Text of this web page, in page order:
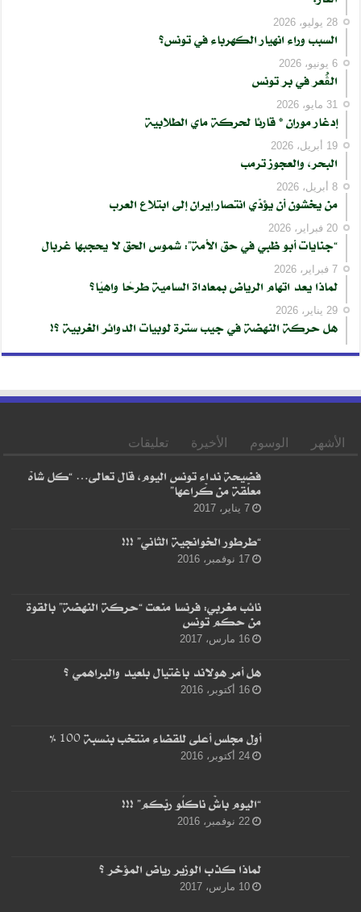
28 يوليو، 2026
السبب وراء انهيار الكهرباء في تونس؟
6 يونيو، 2026
الڨُعر في بر تونس
31 مايو، 2026
إدغار موران * قارئا لحركة ماي الطلابية
19 أبريل، 2026
البحر، والعجوز ترمب
8 أبريل، 2026
من يخشون أن يؤدّي انتصار إيران إلى ابتلاع العرب
20 فبراير، 2026
“جنايات أبو ظبي في حق الأمة”: شموس الحق لا يحجبها غربال
7 فبراير، 2026
لماذا يعد اتهام الرياض بمعاداة السامية طرحًا واهيًا؟
29 يناير، 2026
هل حركة النهضة في جيب سترة لوبيات الدوائر الغربية ؟!
الأشهر الوسوم الأخيرة تعليقات
فضيحة نداء تونس اليوم، قال تعالى… “كل شاهْ
معلّقة من كْراعها”
7 يناير، 2017
“طرطور الخوانجية الثاني” !!!
17 نوفمبر، 2016
نائب مغربي: فرنسا منعت “حركة النهضة” بالقوة
من حكم تونس
16 مارس، 2017
هل أمر هولاند باغتيال بلعيد والبراهمي ؟
16 أكتوبر، 2016
أول مجلس أعلى للقضاء منتخب بنسبة 100 %
24 أكتوبر، 2016
“اليوم باشْ ناكلُو ربّكم” !!!
22 نوفمبر، 2016
لماذا كذب الوزير رياض المؤخر ؟
10 مارس، 2017